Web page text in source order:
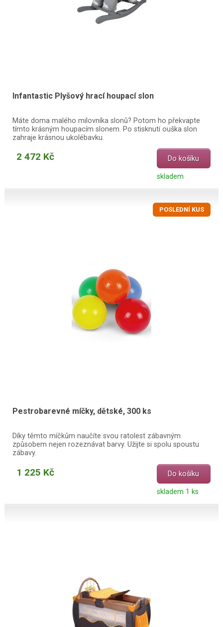
Infantastic Plyšový hrací houpací slon
Máte doma malého milovníka slonů? Potom ho překvapte
tímto krásným houpacím slonem. Po stisknutí ouška slon
zahraje krásnou ukolébavku.
2 472 Kč Do košíku
skladem
POSLEDNÍ KUS
Pestrobarevné míčky, dětské, 300 ks
Díky těmto míčkům naučíte svou ratolest zábavným
způsobem nejen rozeznávat barvy. Užijte si spolu spoustu
zábavy.
1 225 Kč Do košíku
skladem 1 ks